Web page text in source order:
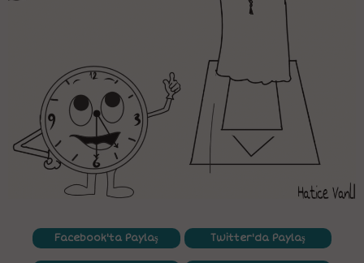
Facebook'ta Paylaş Twitter'da Paylaş